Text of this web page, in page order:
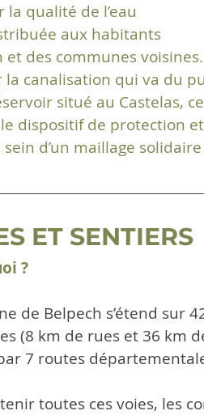
la qualité de l’eau
aux habitants
et des communes voisines.
la canalisation qui va du
situé au Castelas,
dispositif de protection
d’un maillage
ET SENTIERS
?
de Belpech s’étend sur
(8 km de rues et 36 km
7 routes
toutes ces voies, les